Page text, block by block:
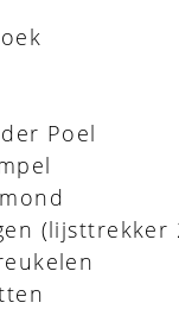
Poel
(lijsttrekker